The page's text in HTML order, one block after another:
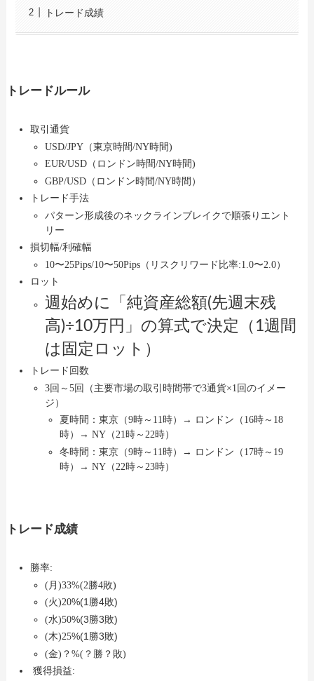
トレード成績
トレードルール
取引通貨
USD/JPY（東京時間/NY時間)
EUR/USD（ロンドン時間/NY時間)
GBP/USD（ロンドン時間/NY時間）
トレード手法
パターン形成後のネックラインブレイクで順張りエント
リー
損切幅/利確幅
10〜25Pips/10〜50Pips（リスクリワード比率:1.0〜2.0）
ロット
週始めに「純資産総額(先週末残
高)÷10万円」の算式で決定（1週間
は固定ロット）
トレード回数
3回～5回（主要市場の取引時間帯で3通貨×1回のイメー
ジ）
夏時間：東京（9時～11時）→ ロンドン（16時～18
時）→ NY（21時～22時）
冬時間：東京（9時～11時）→ ロンドン（17時～19
時）→ NY（22時～23時）
トレード成績
勝率:
(月)33%(2勝4敗)
(火)20%(1勝4敗)
(水)50%(3勝3敗)
(木)25%(1勝3敗)
(金)？%(？ 勝？敗)
獲得損益: